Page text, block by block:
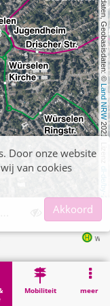
, Kartendaten, Geobasisdaten: ©
Land NRW
2021, Lizenz
dl-de/by-2-0
Mobiliteit meer
Würselen Rathaus in
Altes Rathaus
Door onze website
van cookies
Akkoord